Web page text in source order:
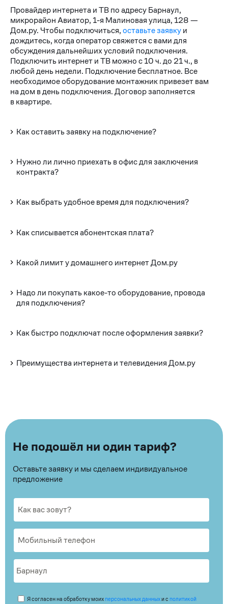
Провайдер интернета и ТВ по адресу Барнаул,
микрорайон Авиатор, 1-я Малиновая улица, 128 —
Дом.ру. Чтобы подключиться,оставьте заявкуи
дождитесь, когда оператор свяжется с вами для
обсуждения дальнейших условий подключения.
Подключить интернет и ТВ можно с 10 ч. до 21 ч., в
любой день недели. Подключение бесплатное. Все
необходимое оборудование монтажник привезет вам
на дом в день подключения. Договор заполняется
в квартире.
Как оставить заявку на подключение?
Нужно ли лично приехать в офис для заключения
контракта?
Как выбрать удобное время для подключения?
Как списывается абонентская плата?
Какой лимит у домашнего интернет Дом.ру
Надо ли покупать какое-то оборудование, провода
для подключения?
Как быстро подключат после оформления заявки?
Преимущества интернета и телевидения Дом.ру
Не подошёл ни один тариф?
Оставьте заявку и мы сделаем индивидуальное
предложение
Я согласен на обработку моих персональных данныхи с политикой